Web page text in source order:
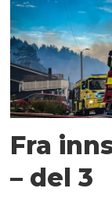
Fra
– del 3